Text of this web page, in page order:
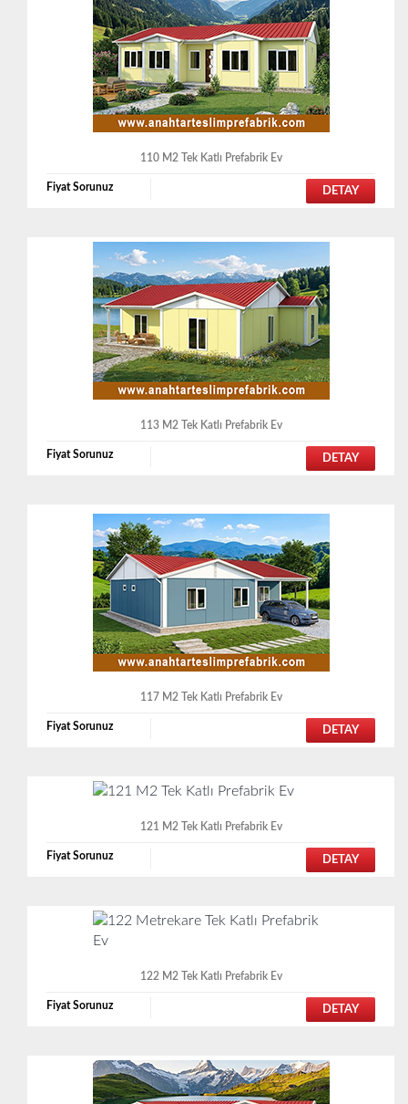
110 M2 Tek Katlı Prefabrik Ev
Fiyat Sorunuz DETAY
113 M2 Tek Katlı Prefabrik Ev
Fiyat Sorunuz DETAY
117 M2 Tek Katlı Prefabrik Ev
Fiyat Sorunuz DETAY
121 M2 Tek Katlı Prefabrik Ev
Fiyat Sorunuz DETAY
122 M2 Tek Katlı Prefabrik Ev
Fiyat Sorunuz DETAY